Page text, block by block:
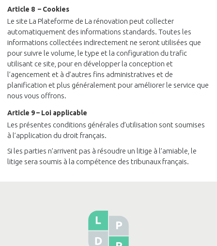
Article 8 – Cookies
Le site La Plateforme de La rénovation peut collecter
automatiquement des informations standards. Toutes les
informations collectées indirectement ne seront utilisées que
pour suivre le volume, le type et la configuration du trafic
utilisant ce site, pour en développer la conception et
l’agencement et à d’autres fins administratives et de
planification et plus généralement pour améliorer le service que
nous vous offrons.
Article 9 – Loi applicable
Les présentes conditions générales d’utilisation sont soumises
à l’application du droit français.
Si les parties n’arrivent pas à résoudre un litige à l’amiable, le
litige sera soumis à la compétence des tribunaux français.